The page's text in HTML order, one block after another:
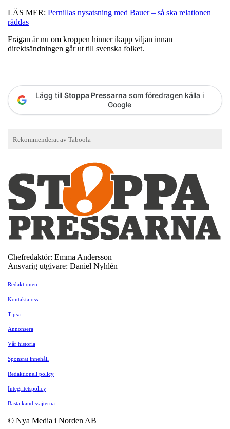
LÄS MER: Pernillas nysatsning med Bauer – så ska relationen
räddas
Frågan är nu om kroppen hinner ikapp viljan innan
direktsändningen går ut till svenska folket.
Lägg till Stoppa Pressarna som föredragen källa i
Google
Chefredaktör: Emma Andersson
Ansvarig utgivare: Daniel Nyhlén
Redaktionen
Kontakta oss
Tipsa
Annonsera
Vår historia
Sponsrat innehåll
Redaktionell policy
Integritetspolicy
Bästa kändissajterna
© Nya Media i Norden AB